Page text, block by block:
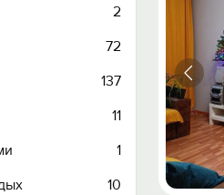
2
72
137
11
1
10